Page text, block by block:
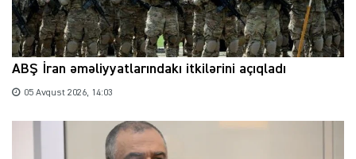
ABŞ İran əməliyyatlarındakı itkilərini açıqladı
05 Avqust 2026, 14:03